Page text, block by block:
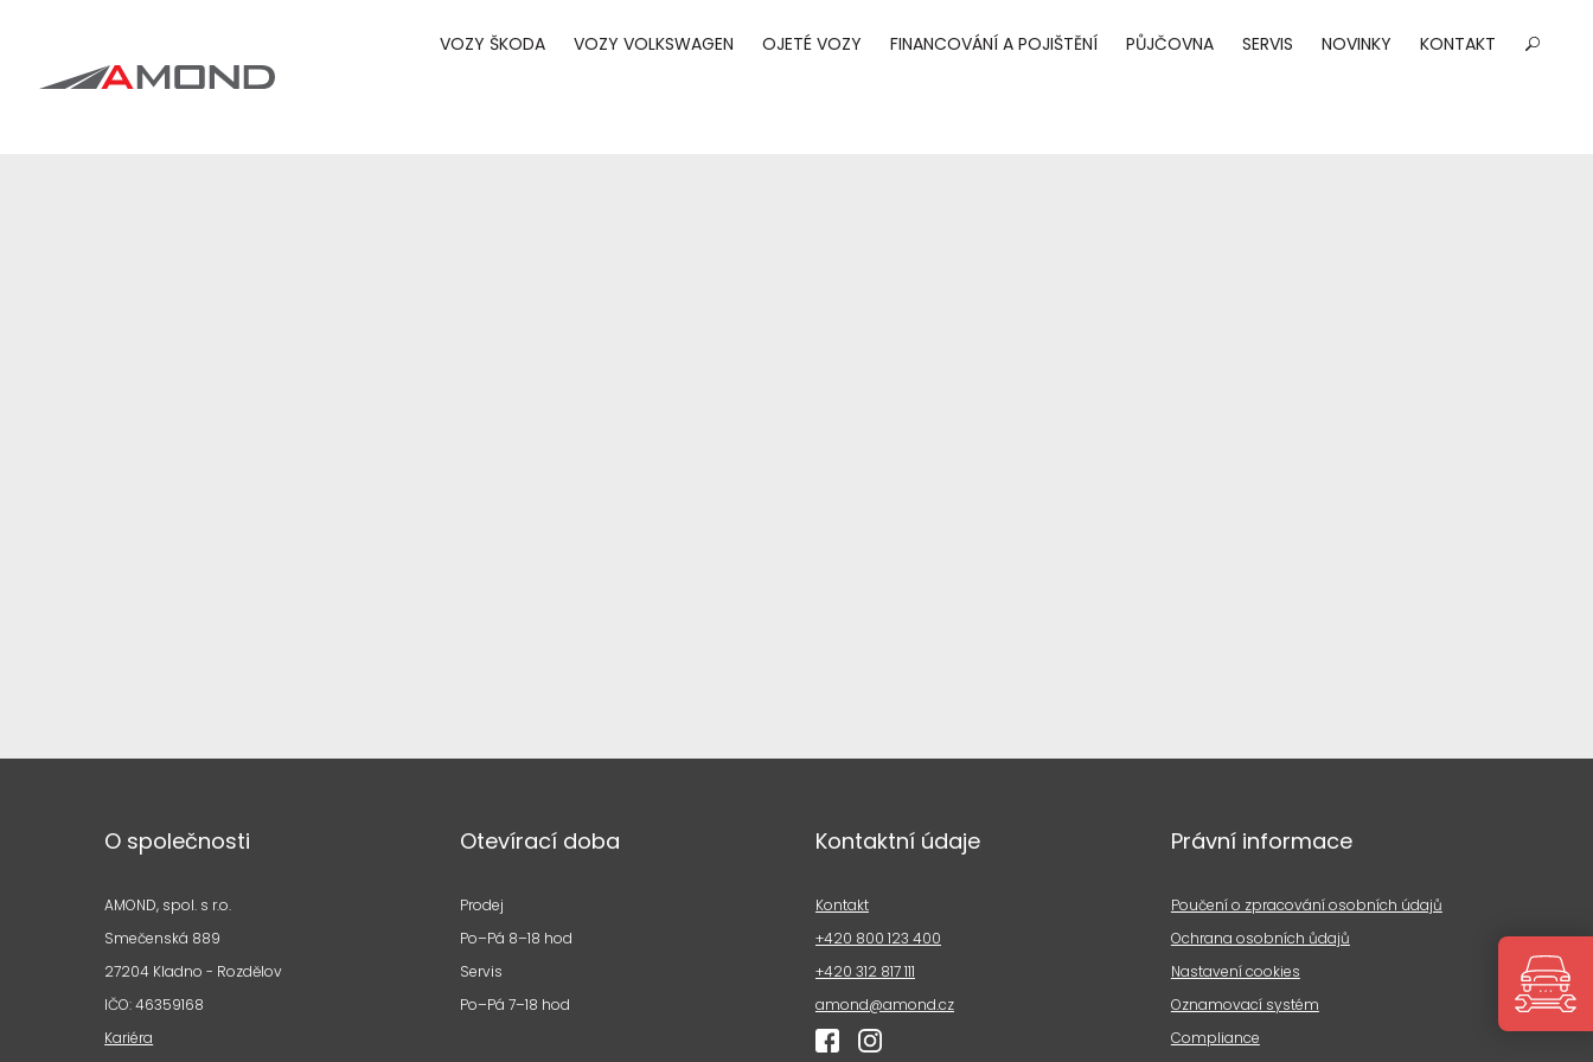
VOZY ŠKODA VOZY VOLKSWAGEN OJETÉ VOZY FINANCOVÁNÍ A POJIŠTĚNÍ PŮJČOVNA SERVIS NOVINKY KONTAKT
O společnosti
AMOND, spol. s r.o.
Smečenská 889
27204 Kladno - Rozdělov
IČO: 46359168
Kariéra
Otevírací doba
Prodej
Po–Pá 8–18 hod
Servis
Po–Pá 7–18 hod
Kontaktní údaje
Kontakt
+420 800 123 400
+420 312 817 111
amond@amond.cz
Právní informace
Poučení o zpracování osobních údajů
Ochrana osobních ůdajů
Nastavení cookies
Oznamovací systém
Compliance